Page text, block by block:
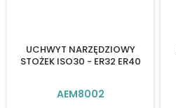
UCHWYT NARZĘDZIOWY
STOŻEK ISO30 - ER32 ER40
AEM8002